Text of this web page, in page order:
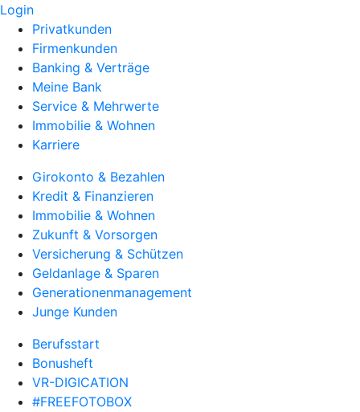
Login
Privatkunden
Firmenkunden
Banking & Verträge
Meine Bank
Service & Mehrwerte
Immobilie & Wohnen
Karriere
Girokonto & Bezahlen
Kredit & Finanzieren
Immobilie & Wohnen
Zukunft & Vorsorgen
Versicherung & Schützen
Geldanlage & Sparen
Generationenmanagement
Junge Kunden
Berufsstart
Bonusheft
VR-DIGICATION
#FREEFOTOBOX